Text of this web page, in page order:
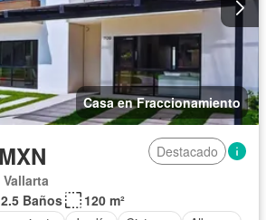
Casa en Fraccionamiento
Destacado
2.5 Baños
120 m²